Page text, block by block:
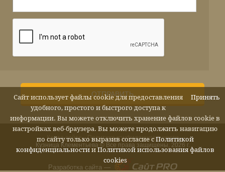
ОТПРАВИТЬ
Кузница Клементьева © Все права защищены, 2026 г.
Карта сайта Политика конфиденциальности
Разработка сайта —
Принять
Сайт использует файлы cookie для предоставления
удобного, простого и быстрого доступа к
информации. Вы можете отключить хранение файлов cookie в
настройках веб-браузера. Вы можете продолжить навигацию
по сайту только выразив согласие с Политикой
конфиденциальностии Политикой использования файлов
cookies